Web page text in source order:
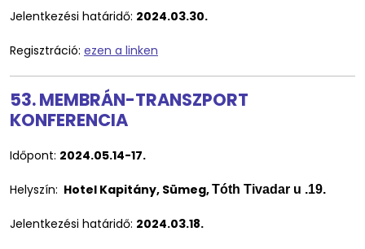
Jelentkezési határidő: 2024.03.30.
Regisztráció: ezen a linken
53. MEMBRÁN-TRANSZPORT
KONFERENCIA
Időpont: 2024.05.14-17.
Helyszín: Hotel Kapitány, Sümeg,Tóth Tivadar u .19.
Jelentkezési határidő: 2024.03.18.